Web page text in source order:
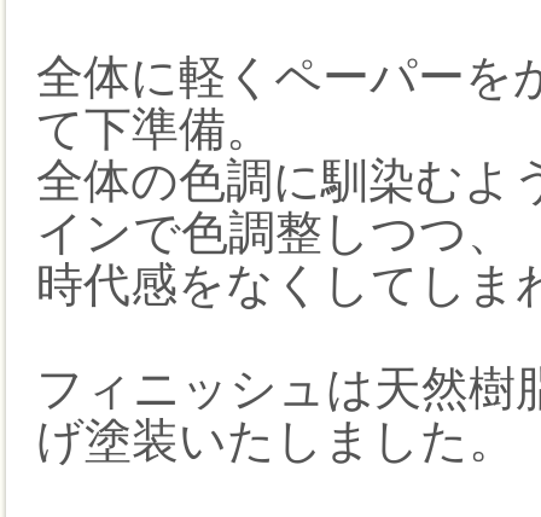
全体に軽くペーパーを
て下準備。
全体の色調に馴染むよ
インで色調整しつつ、
時代感をなくしてしま
フィニッシュは天然樹
げ塗装いたしました。